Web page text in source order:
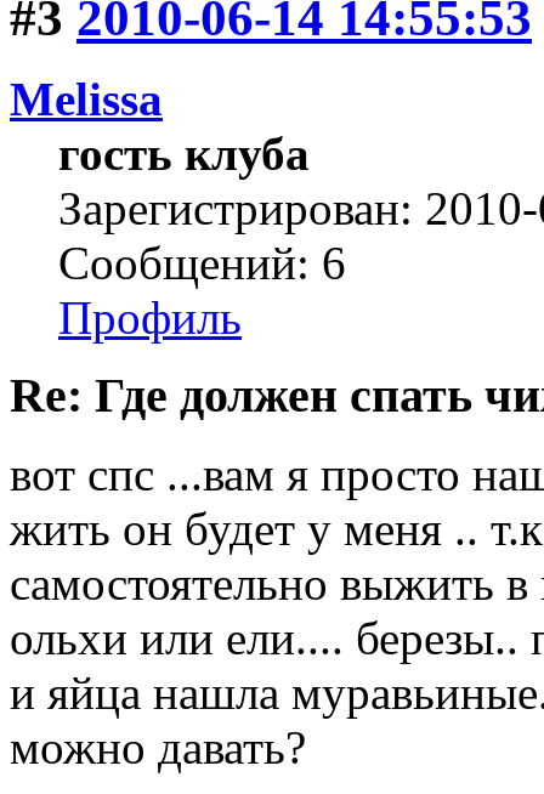
#3 2010-06-14 14:55:53
Melissa
гость клуба
Зарегистрирован:
Сообщений: 6
Профиль
Re: Где должен спать
вот спс ...вам я просто
жить он будет у меня ..
самостоятельно выжить
ольхи или ели....
и яйца нашла
можно давать?